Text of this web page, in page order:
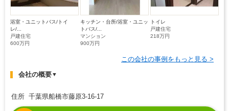
浴室・ユニットバス/トイ
レ/...
戸建住宅
600万円
キッチン・台所/浴室・ユニッ
トバス/...
マンション
900万円
トイレ
戸建住宅
218万円
この会社の事例をもっと見る >
会社の概要▼
住所 千葉県船橋市藤原3-16-17